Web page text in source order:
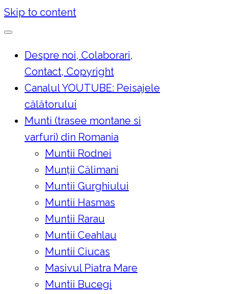
Skip to content
Despre noi, Colaborari,
Contact, Copyright
Canalul YOUTUBE: Peisajele
călătorului
Munti (trasee montane si
varfuri) din Romania
Muntii Rodnei
Munţii Călimani
Muntii Gurghiului
Muntii Hasmas
Muntii Rarau
Muntii Ceahlau
Muntii Ciucas
Masivul Piatra Mare
Muntii Bucegi